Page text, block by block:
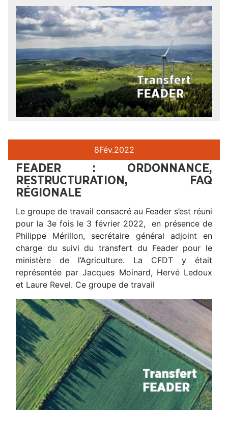
8Fév.2022
FEADER : ORDONNANCE,
RESTRUCTURATION, FAQ
RÉGIONALE
Le groupe de travail consacré au Feader s’est réuni
pour la 3e fois le 3 février 2022, en présence de
Philippe Mérillon, secrétaire général adjoint en
charge du suivi du transfert du Feader pour le
ministère de l’Agriculture. La CFDT y était
représentée par Jacques Moinard, Hervé Ledoux
et Laure Revel. Ce groupe de travail